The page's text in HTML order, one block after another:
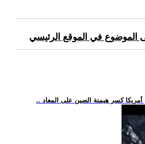
الموضوع في الموقع الرئيسي
أمريكا كسر هيمنة الصين على المعاد